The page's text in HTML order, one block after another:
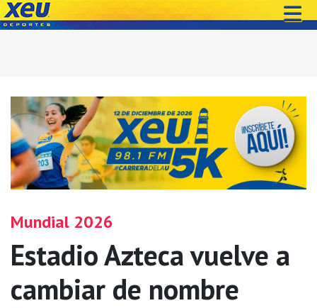
Mundial 2026
Estadio Azteca vuelve a
cambiar de nombre